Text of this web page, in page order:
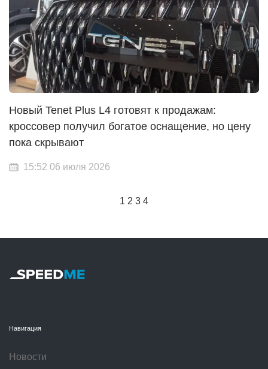
Новый Tenet Plus L4 готовят к продажам:
кроссовер получил богатое оснащение, но цену
пока скрывают
15:52 06 июля 2026
1 2 3 4
Навигация
Новости